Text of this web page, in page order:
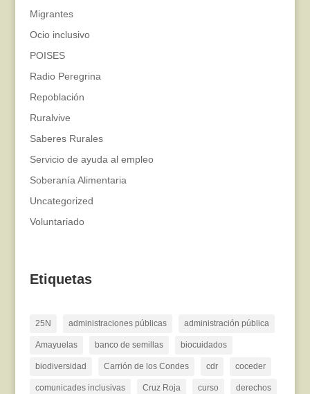
Migrantes
Ocio inclusivo
POISES
Radio Peregrina
Repoblación
Ruralvive
Saberes Rurales
Servicio de ayuda al empleo
Soberanía Alimentaria
Uncategorized
Voluntariado
Etiquetas
25N administraciones públicas administración pública
Amayuelas banco de semillas biocuidados
biodiversidad Carrión de los Condes cdr coceder
comunicades inclusivas Cruz Roja curso derechos